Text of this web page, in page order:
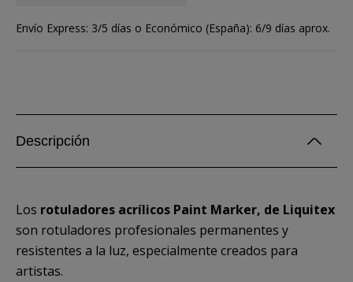
Envío Express: 3/5 días o Económico (España): 6/9 días aprox.
Descripción
Los rotuladores acrílicos Paint Marker, de Liquitex
son rotuladores profesionales permanentes y
resistentes a la luz, especialmente creados para
artistas.